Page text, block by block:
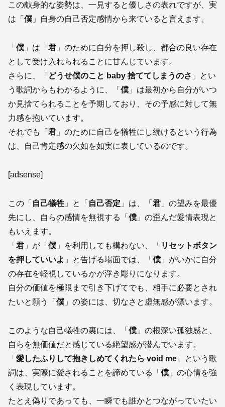
この献身的な姿勢は、一見すると優しさの表れですが、実
は「 僕 」自身の自己否定感情から来ていると言えます。
「 僕 」は「 君 」のために自分を押し殺し、都合の良い存在
として受け入れられることに甘んじています。
さらに、「 どうせ僕のこと baby 捨ててしまうのさ 」とい
う歌詞からもわかるように、「 僕 」は最初から自分がいつ
か見捨てられることを予期しており、その予感に対して無
力感を抱いています。
それでも「 君 」のために自己を犠牲にし続けるという行為
は、自己肯定感の欠如を如実に表しているのです。
[adsense]
この「 自己犠牲 」と「 自己否定 」は、「 君 」の望みを最優
先にし、自らの感情を無視する「 僕 」の歪んだ愛情表現と
もいえます。
「 君 」が「 僕 」を利用しても構わない、「 リセットボタン
を押していいよ 」と告げる場面では、「 僕 」がいかに自分
の存在を軽視しているかが浮き彫りになります。
自分の価値を極限まで引き下げてでも、相手に必要とされ
たいと願う「 僕 」の姿には、切なさと虚無感が漂います。
このような自己犠牲の裏には、「 僕 」の根深い孤独感と、
自らを無価値だと感じている絶望感が潜んでいます。
「 愛したふりして抱きしめてくれたら void me 」という歌
詞は、実際に愛されることを諦めている「 僕 」の心情を強
く表現しています。
たとえ偽りであっても、一瞬でも誰かとつながっていたい